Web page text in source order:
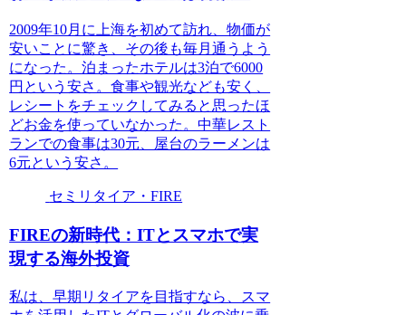
2009年10月に上海を初めて訪れ、物価が
安いことに驚き、その後も毎月通うよう
になった。泊まったホテルは3泊で6000
円という安さ。食事や観光なども安く、
レシートをチェックしてみると思ったほ
どお金を使っていなかった。中華レスト
ランでの食事は30元、屋台のラーメンは
6元という安さ。
セミリタイア・FIRE
FIREの新時代：ITとスマホで実
現する海外投資
私は、早期リタイアを目指すなら、スマ